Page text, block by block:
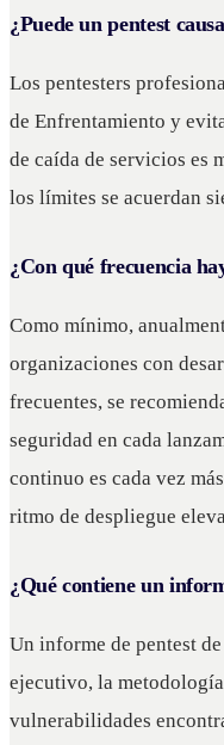
¿Puede un pentest
Los pentesters
de Enfrentamiento y
de caída de servicios es
los límites se acuerdan
¿Con qué frecuencia
Como mínimo,
organizaciones con
frecuentes, se
seguridad en cada
continuo es cada vez
ritmo de despliegue
¿Qué contiene un
Un informe de pentest
ejecutivo, la
vulnerabilidades